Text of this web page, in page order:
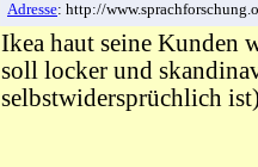
Adresse: http://
Ikea haut seine Kunden
soll locker und
selbstwidersprüchlich